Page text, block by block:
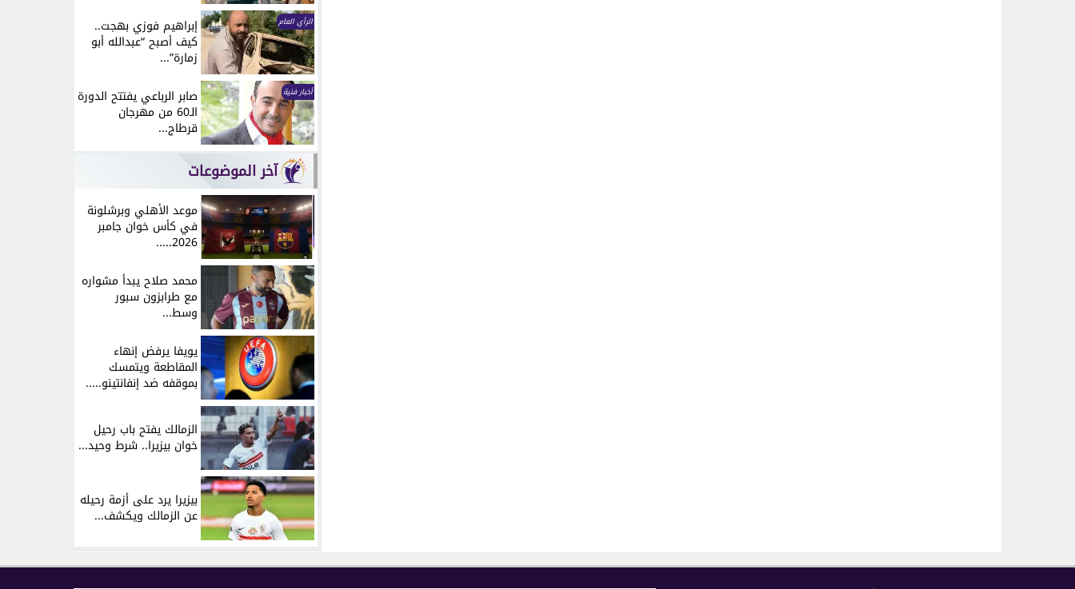
الرأي العام إبراهيم فوزي بهجت..
كيف أصبح “عبدالله أبو
زمارة”...
أخبار فنية صابر الرباعي يفتتح الدورة
الـ60 من مهرجان
قرطاج...
آخر الموضوعات
موعد الأهلي وبرشلونة
في كأس خوان جامبر
2026.....
محمد صلاح يبدأ مشواره
مع طرابزون سبور
وسط...
يويفا يرفض إنهاء
المقاطعة ويتمسك
بموقفه ضد إنفانتينو.....
الزمالك يفتح باب رحيل
خوان بيزيرا.. شرط وحيد...
بيزيرا يرد على أزمة رحيله
عن الزمالك ويكشف...